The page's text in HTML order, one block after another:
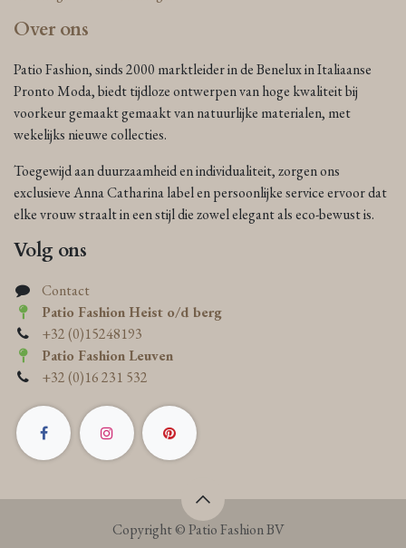
Over ons
Patio Fashion, sinds 2000 marktleider in de Benelux in Italiaanse
Pronto Moda, biedt tijdloze ontwerpen van hoge kwaliteit bij
voorkeur gemaakt gemaakt van natuurlijke materialen, met
wekelijks nieuwe collecties.
Toegewijd aan duurzaamheid en individualiteit, zorgen ons
exclusieve Anna Catharina label en persoonlijke service ervoor dat
elke vrouw straalt in een stijl die zowel elegant als eco-bewust is.
Volg ons
Contact
Patio Fashion Heist o/d berg
+32 (0)15248193
Patio Fashion Leuven
+32 (0)16 231 532
Copyright © Patio Fashion BV